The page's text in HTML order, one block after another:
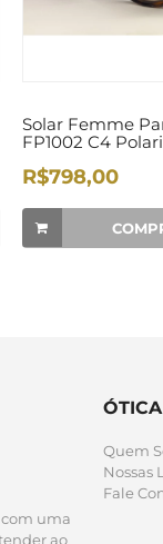
Solar Femme
FP1002 C4
R$798,00
com uma
ao
Quem
Nossas
Fale